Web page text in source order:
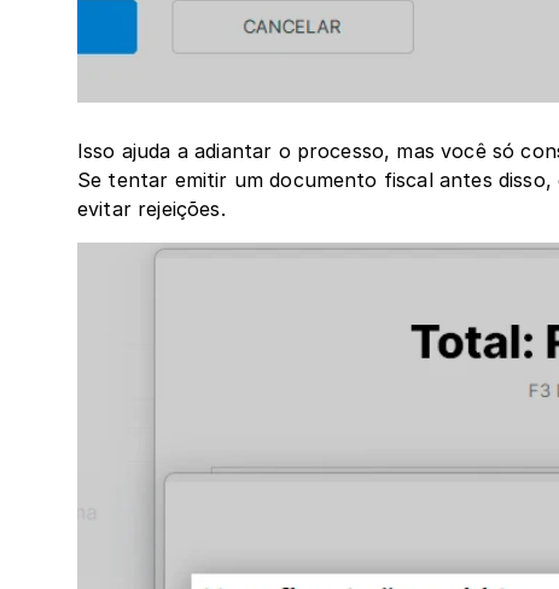
Isso ajuda a adiantar o processo, mas você só
Se tentar emitir um documento fiscal antes
evitar rejeições.